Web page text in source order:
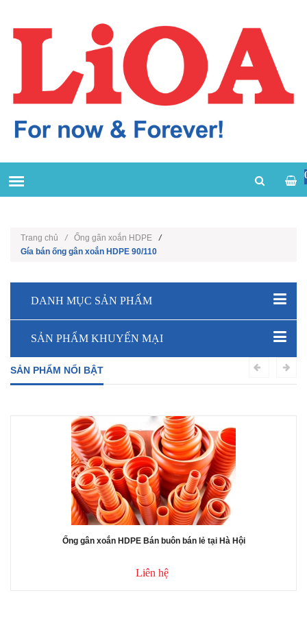
Trang chủ / Ống gân xoắn HDPE
/
Gía bán ống gân xoắn HDPE 90/110
DANH MỤC SẢN PHẨM
SẢN PHẨM KHUYẾN MẠI
SẢN PHẨM NỔI BẬT
Ống gân xoắn HDPE Bán buôn bán lẻ tại Hà Hội
Liên hệ